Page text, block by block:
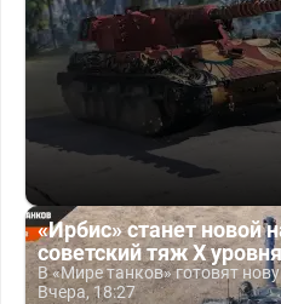
«Ирбис» станет новой
советский тяж X
В «Мире танков» готовят
Вчера, 18:27